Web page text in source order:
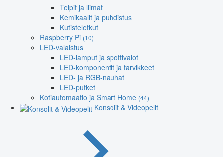
Teipit ja liimat
Kemikaalit ja puhdistus
Kutisteletkut
Raspberry Pi (10)
LED-valaistus
LED-lamput ja spottivalot
LED-komponentit ja tarvikkeet
LED- ja RGB-nauhat
LED-putket
Kotiautomaatio ja Smart Home (44)
Konsolit & Videopelit